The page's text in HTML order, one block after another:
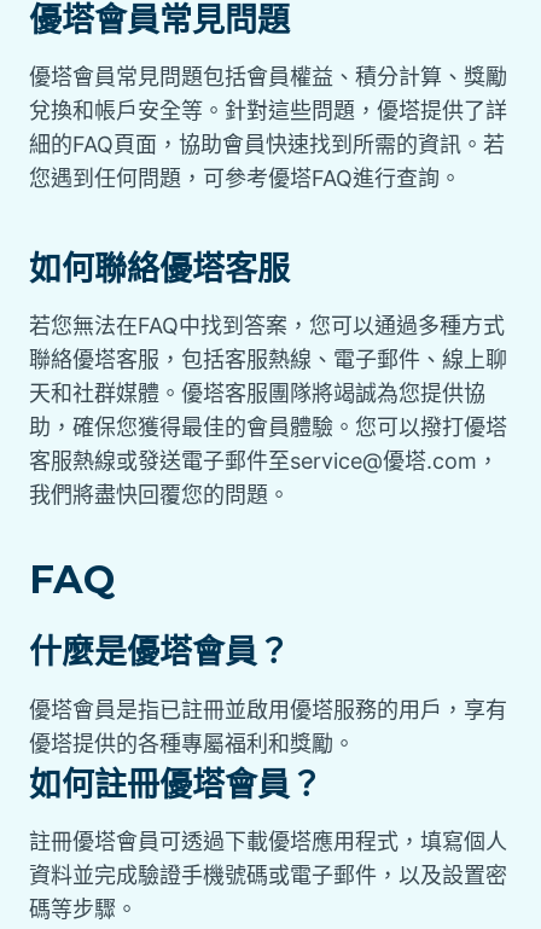
優塔會員常見問題
優塔會員常見問題包括會員權益、積分計算、獎勵
兌換和帳戶安全等。針對這些問題，優塔提供了詳
細的FAQ頁面，協助會員快速找到所需的資訊。若
您遇到任何問題，可參考優塔FAQ進行查詢。
如何聯絡優塔客服
若您無法在FAQ中找到答案，您可以通過多種方式
聯絡優塔客服，包括客服熱線、電子郵件、線上聊
天和社群媒體。優塔客服團隊將竭誠為您提供協
助，確保您獲得最佳的會員體驗。您可以撥打優塔
客服熱線或發送電子郵件至service@優塔.com，
我們將盡快回覆您的問題。
FAQ
什麼是優塔會員？
優塔會員是指已註冊並啟用優塔服務的用戶，享有
優塔提供的各種專屬福利和獎勵。
如何註冊優塔會員？
註冊優塔會員可透過下載優塔應用程式，填寫個人
資料並完成驗證手機號碼或電子郵件，以及設置密
碼等步驟。